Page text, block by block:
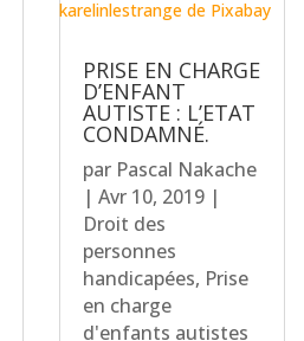
PRISE EN CHARGE
D’ENFANT
AUTISTE : L’ETAT
CONDAMNÉ.
par Pascal Nakache
| Avr 10, 2019|
Droit des
personnes
handicapées, Prise
en charge
d'enfants autistes